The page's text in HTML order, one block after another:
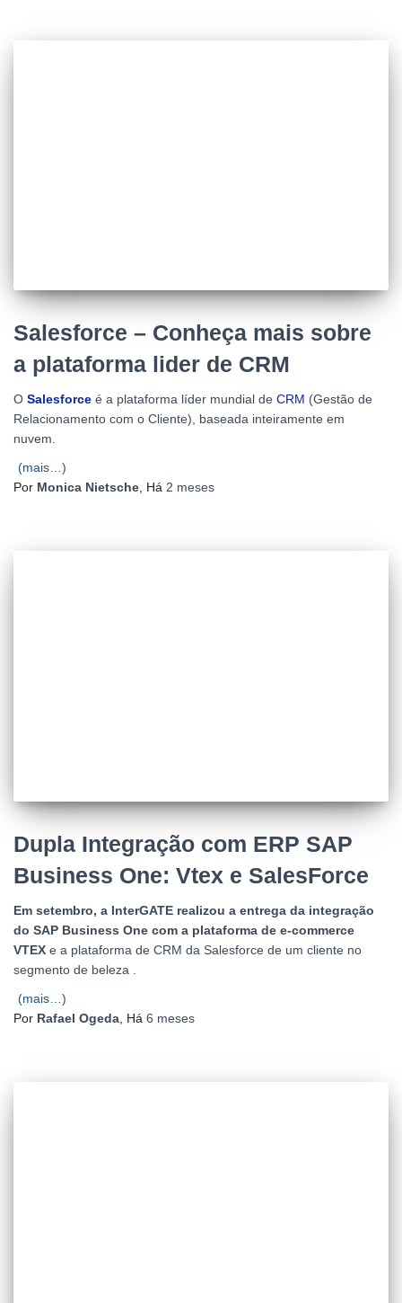
Salesforce – Conheça mais sobre
a plataforma lider de CRM
O Salesforce é a plataforma líder mundial de CRM (Gestão de
Relacionamento com o Cliente), baseada inteiramente em
nuvem.
(mais…)
Por Monica Nietsche, Há 2 meses
Dupla Integração com ERP SAP
Business One: Vtex e SalesForce
Em setembro, a InterGATE realizou a entrega da integração
do SAP Business One com a plataforma de e-commerce
VTEX e a plataforma de CRM da Salesforce de um cliente no
segmento de beleza .
(mais…)
Por Rafael Ogeda , Há 6 meses